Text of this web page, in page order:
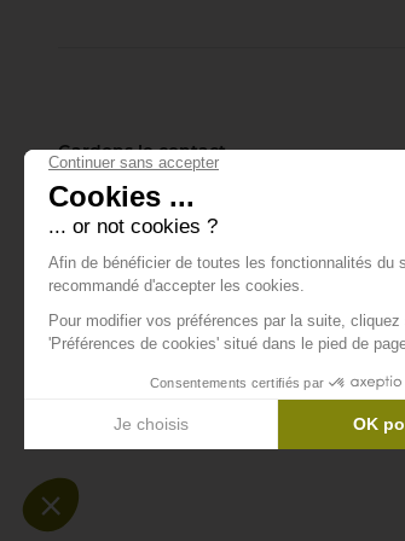
Gardons le contact
Inscrivez-vous à notre
tout ce qui se passe.
E-mail *
En vous abonnant à la newsletter, vous
confirmez avoir lu la
politique de confidentialité
désinscription ou en nous contactant via